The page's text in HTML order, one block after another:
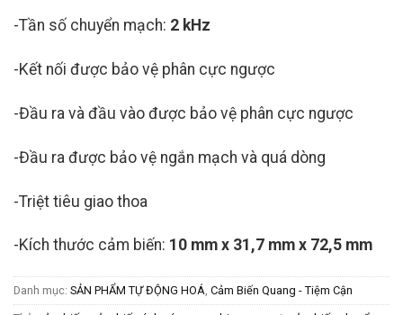
-Tần số chuyển mạch: 2 kHz
-Kết nối được bảo vệ phân cực ngược
-Đầu ra và đầu vào được bảo vệ phân cực ngược
-Đầu ra được bảo vệ ngắn mạch và quá dòng
-Triệt tiêu giao thoa
-Kích thước cảm biến: 10 mm x 31,7 mm x 72,5 mm
Danh mục: SẢN PHẨM TỰ ĐỘNG HOÁ, Cảm Biến Quang - Tiệm Cận